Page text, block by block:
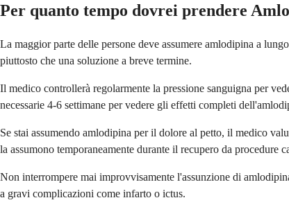
Per quanto tempo dovrei prendere
La maggior parte delle persone deve assumere amlodipina a
piuttosto che una soluzione a breve termine.
Il medico controllerà regolarmente la pressione sanguigna per
necessarie 4-6 settimane per vedere gli effetti completi
Se stai assumendo amlodipina per il dolore al petto, il medico
la assumono temporaneamente durante il recupero da procedure
Non interrompere mai improvvisamente l'assunzione di
a gravi complicazioni come infarto o ictus.